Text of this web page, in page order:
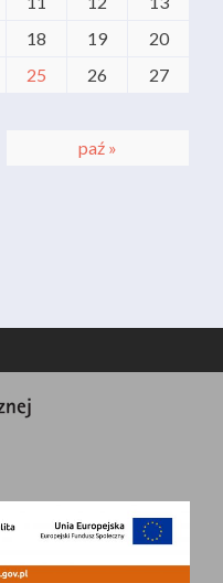
paź »
18 19
20
25 26
27